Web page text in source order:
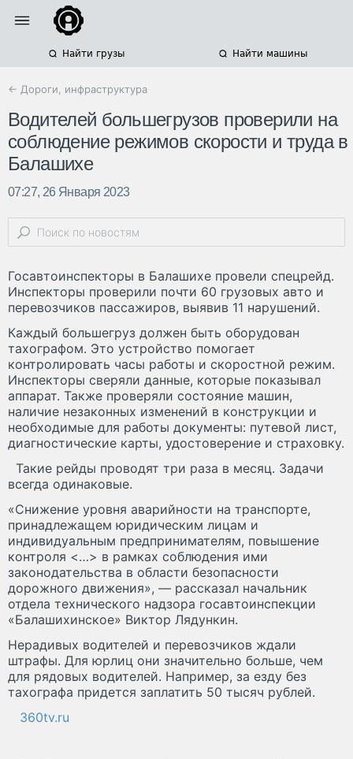
Найти грузы Найти машины
← Дороги, инфраструктура
Водителей большегрузов проверили на
соблюдение режимов скорости и труда в
Балашихе
07:27, 26 Января 2023
Госавтоинспекторы в Балашихе провели спецрейд.
Инспекторы проверили почти 60 грузовых авто и
перевозчиков пассажиров, выявив 11 нарушений.
Каждый большегруз должен быть оборудован
тахографом. Это устройство помогает
контролировать часы работы и скоростной режим.
Инспекторы сверяли данные, которые показывал
аппарат. Также проверяли состояние машин,
наличие незаконных изменений в конструкции и
необходимые для работы документы: путевой лист,
диагностические карты, удостоверение и страховку.
Такие рейды проводят три раза в месяц. Задачи
всегда одинаковые.
«Снижение уровня аварийности на транспорте,
принадлежащем юридическим лицам и
индивидуальным предпринимателям, повышение
контроля <…> в рамках соблюдения ими
законодательства в области безопасности
дорожного движения», — рассказал начальник
отдела технического надзора госавтоинспекции
«Балашихинское» Виктор Лядункин.
Нерадивых водителей и перевозчиков ждали
штрафы. Для юрлиц они значительно больше, чем
для рядовых водителей. Например, за езду без
тахографа придется заплатить 50 тысяч рублей.
360tv.ru